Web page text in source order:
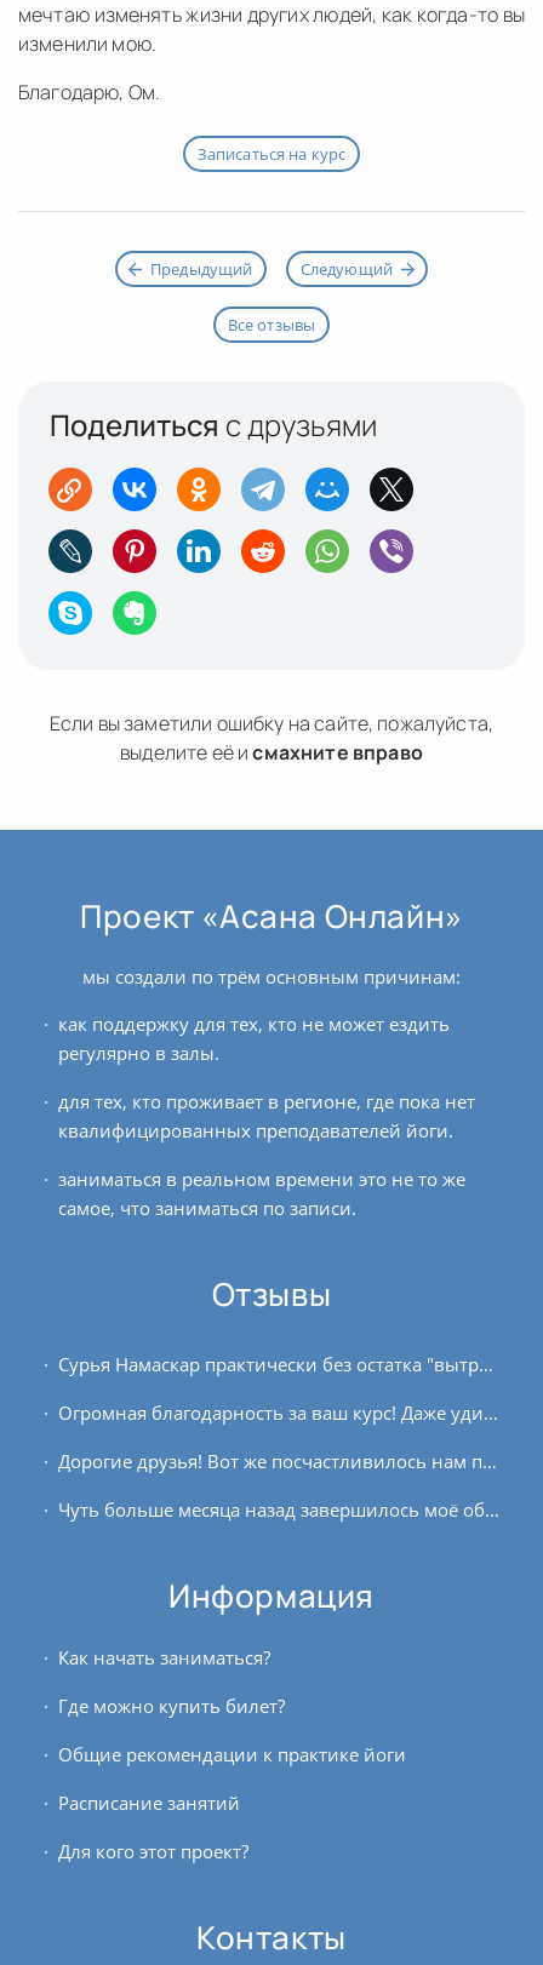
мечтаю изменять жизни других людей, как когда-то вы
изменили мою.
Благодарю, Ом.
Записаться на курс
Предыдущий Следующий
Все отзывы
Поделиться с друзьями
Если вы заметили ошибку на сайте, пожалуйста,
выделите её исмахните вправо
Проект «Асана Онлайн»
мы создали по трём основным причинам:
как поддержку для тех, кто не может ездить
регулярно в залы.
для тех, кто проживает в регионе, где пока нет
квалифицированных преподавателей йоги.
заниматься в реальном времени это не то же
самое, что заниматься по записи.
Отзывы
Сурья Намаскар практически без остатка "вытряхнул" из головы всякую ерунду, а тело и дыхание привел в максимально свободное, чистое и простое состояние. В виньясе из...
Огромная благодарность за ваш курс! Даже удивительно странно, как быстро он закончился, и дальше не будет драйва обучения, когда необходимо просматривать лекции, обдумывать...
Дорогие друзья! Вот же посчастливилось нам повстречать на своём жизненном пути такого Учителя, как Андрей! Огромная благодарность вам, Андрей и вашим единомышленникам за...
Чуть больше месяца назад завершилось моё обучение на полугодовом онлайн-курсе преподавателей йоги. Это были довольно насыщенные на изменения полгода, как в отношении...
Информация
Как начать заниматься?
Где можно купить билет?
Общие рекомендации к практике йоги
Расписание занятий
Для кого этот проект?
Контакты